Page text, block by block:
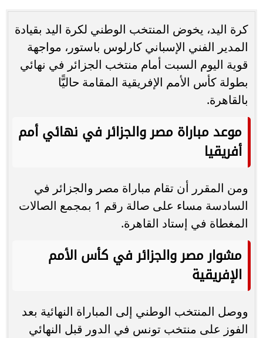
كرة اليد، يخوض المنتخب الوطني لكرة اليد بقيادة
المدير الفني الإسباني كارلوس باستور، مواجهة
قوية اليوم السبت أمام منتخب الجزائر في نهائي
بطولة كأس الأمم الإفريقية المقامة حاليًّا
بالقاهرة.
موعد مباراة مصر والجزائر في نهائي أمم
أفريقيا
ومن المقرر أن تقام مباراة مصر والجزائر في
السادسة مساء على صالة رقم 1 بمجمع الصالات
المغطاة في إستاد القاهرة.
مشوار مصر والجزائر في كأس الأمم
الإفريقية
ووصل المنتخب الوطني إلى المباراة النهائية بعد
الفوز على منتخب تونس في الدور قبل النهائي